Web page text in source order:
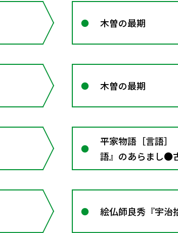
木曽の最期
木曽の最期
平家物語［言語
語』のあらまし●
絵仏師良秀『宇治